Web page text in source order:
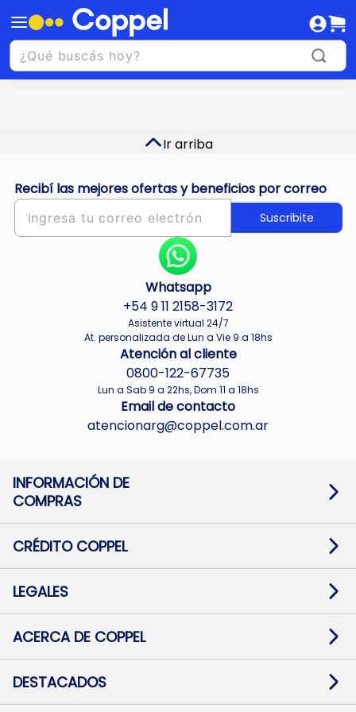
Ir arriba
Recibí las mejores ofertas y beneficios por correo
Suscribite
Whatsapp
+54 9 11 2158-3172
Asistente virtual 24/7
At. personalizada de Lun a Vie 9 a 18hs
Atención al cliente
0800-122-67735
Lun a Sab 9 a 22hs, Dom 11 a 18hs
Email de contacto
atencionarg@coppel.com.ar
INFORMACIÓN DE
COMPRAS
Términos y condiciones
Botón de arrepentimiento
Mapa de sitio
CRÉDITO COPPEL
Solicitar Crédito
Medios de Pago
Pago Fácil Online
LEGALES
Baja contratos
Defensa al consumidor CABA
ACERCA DE COPPEL
Trabajá con Nosotros
Preguntas Frecuentes
DESTACADOS